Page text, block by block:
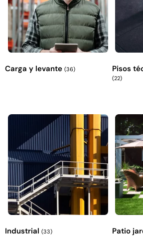
Carga y levante (36) Pisos
(22)
Industrial (33) Patio